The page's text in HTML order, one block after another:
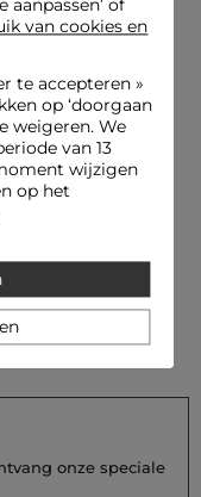
Lingerie
onze speciale
aanpassen’ of
van cookies en
te accepteren»
op ‘doorgaan
weigeren. We
van 13
wijzigen
op het